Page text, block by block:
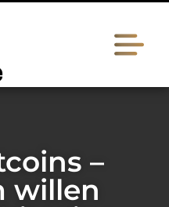
–
willen